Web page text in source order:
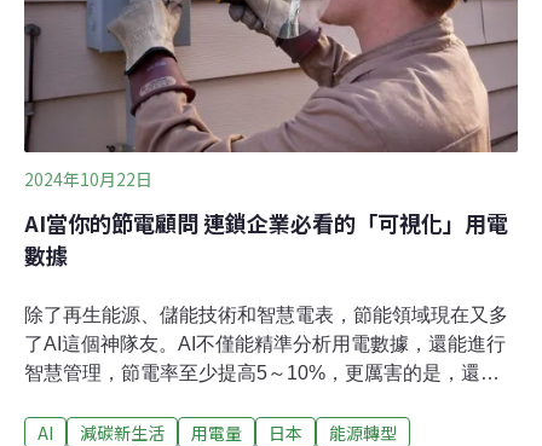
2024年10月22日
AI當你的節電顧問 連鎖企業必看的「可視化」用電
數據
除了再生能源、儲能技術和智慧電表，節能領域現在又多
了AI這個神隊友。AI不僅能精準分析用電數據，還能進行
智慧管理，節電率至少提高5～10%，更厲害的是，還會
界各國不斷探索新方法，從再生能源、儲能技術到智慧電
AI 減碳新生活 用電量 日本
能源轉型